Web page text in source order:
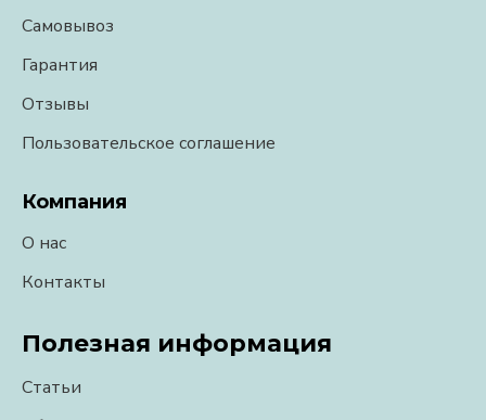
Самовывоз
Гарантия
Отзывы
Пользовательское соглашение
Компания
О нас
Контакты
Полезная информация
Статьи